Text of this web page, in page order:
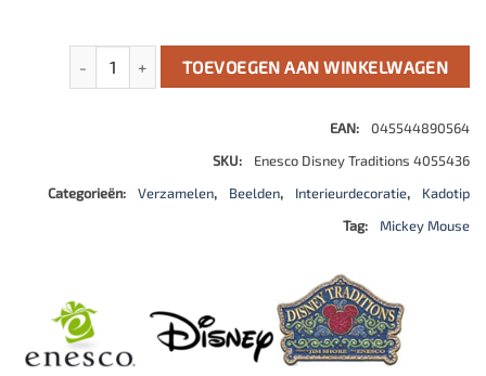
Een magisch moment aantalTOEVOEGEN AAN WINKELWAGEN
EAN:
045544890564
SKU:
Enesco Disney Traditions 4055436
Categorieën:
Verzamelen, Beelden, Interieurdecoratie,
Kadotip
Tag:
Mickey Mouse